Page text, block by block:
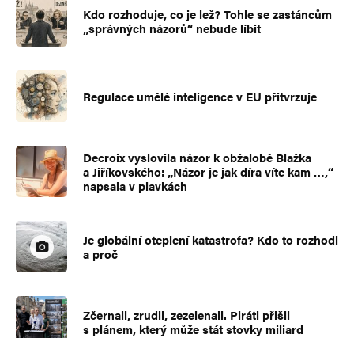
Kdo rozhoduje, co je lež? Tohle se zastáncům
„správných názorů“ nebude líbit
Regulace umělé inteligence v EU přitvrzuje
Decroix vyslovila názor k obžalobě Blažka
a Jiříkovského: „Názor je jak díra víte kam …,“
napsala v plavkách
Je globální oteplení katastrofa? Kdo to rozhodl
a proč
Zčernali, zrudli, zezelenali. Piráti přišli
s plánem, který může stát stovky miliard